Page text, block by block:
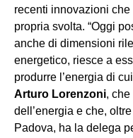
recenti innovazioni
propria svolta. “Oggi
anche di dimensioni
energetico, riesce a
produrre l’energia di
Arturo Lorenzoni,
dell’energia e che,
Padova, ha la delega